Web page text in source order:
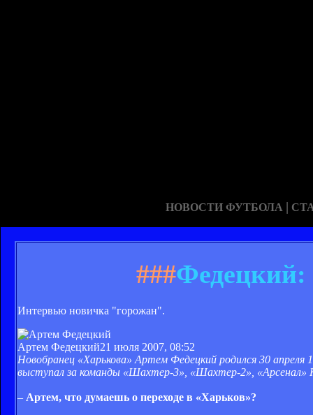
НОВОСТИ ФУТБОЛА |
###Федецкий:
Интервью новичка "горожан".
Артем Федецкий21 июля 2007, 08:52
Новобранец «Харькова» Артем Федецкий родился 30 апреля
выступал за команды «Шахтер-3», «Шахтер-2», «Арсенал»
– Артем, что думаешь о переходе в «Харьков»?